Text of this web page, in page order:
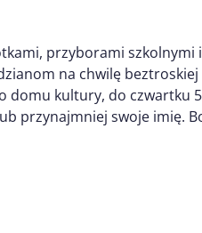
przyborami
na chwilę
domu kultury, do czwartku
przynajmniej swoje imię.